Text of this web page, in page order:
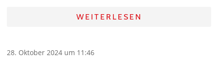
WEITERLESEN
28. Oktober 2024 um 11:46